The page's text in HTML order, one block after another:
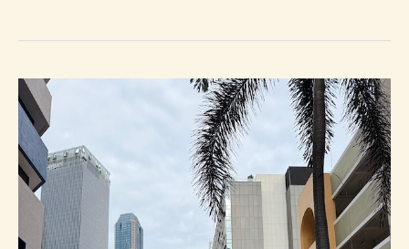
后
兼
谈
海
伦